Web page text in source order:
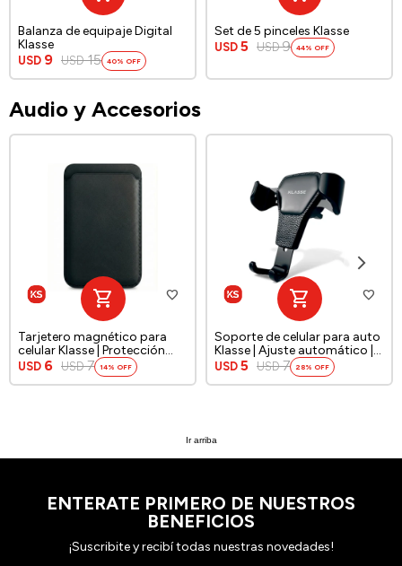
Balanza de equipaje Digital
Klasse
USD 9 USD 15 40
Set de 5 pinceles Klasse
USD 5 USD 9 44
Audio y Accesorios
Tarjetero magnético para
celular Klasse | Protección
RFID integrada
USD 6 USD 7 14
Soporte de celular para auto
Klasse | Ajuste automático |
Color negro
USD 5 USD 7 28
Ir arriba
ENTERATE PRIMERO DE NUESTROS
BENEFICIOS
¡Suscribite y recibí todas nuestras novedades!